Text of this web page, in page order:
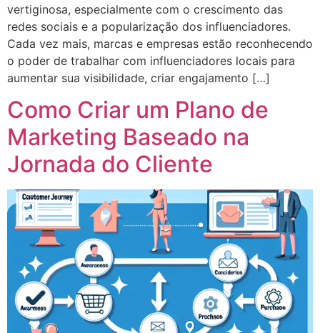
vertiginosa, especialmente com o crescimento das
redes sociais e a popularização dos influenciadores.
Cada vez mais, marcas e empresas estão reconhecendo
o poder de trabalhar com influenciadores locais para
aumentar sua visibilidade, criar engajamento […]
Como Criar um Plano de
Marketing Baseado na
Jornada do Cliente